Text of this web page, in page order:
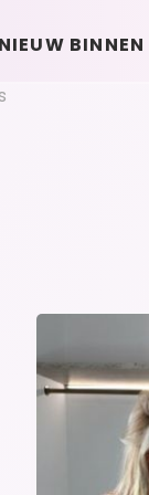
NIEUW BINNEN